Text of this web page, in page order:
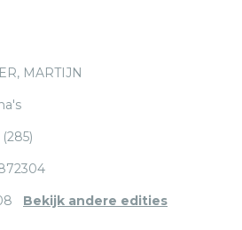
MARTIJN
Bekijk andere edities